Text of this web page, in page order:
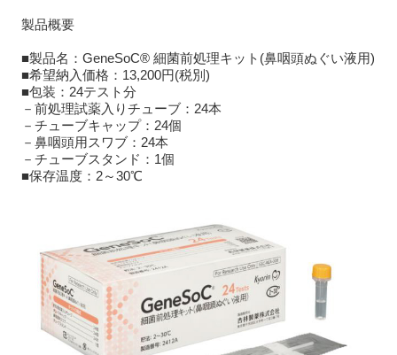
製品概要
■製品名：GeneSoC® 細菌前処理キット(鼻咽頭ぬぐい液用)
■希望納入価格：13,200円(税別)
■包装：24テスト分
－前処理試薬入りチューブ：24本
－チューブキャップ：24個
－鼻咽頭用スワブ：24本
－チューブスタンド：1個
■保存温度：2～30℃